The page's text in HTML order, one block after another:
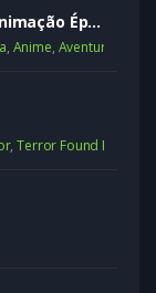
Inferno de Dante – Uma Animação Épica
, Anime, Aventura
,Terror Found Footage